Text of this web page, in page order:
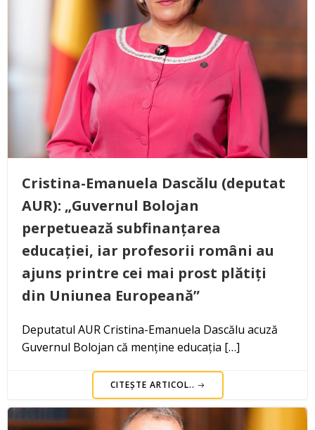
Cristina-Emanuela Dascălu (deputat
AUR): „Guvernul Bolojan
perpetuează subfinanțarea
educației, iar profesorii români au
ajuns printre cei mai prost plătiți
din Uniunea Europeană”
Deputatul AUR Cristina-Emanuela Dascălu acuză
Guvernul Bolojan că menține educația […]
CITEȘTE ARTICOL..